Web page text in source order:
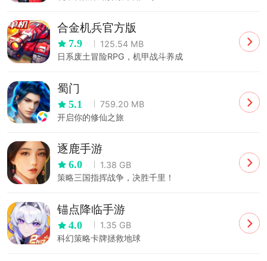
合金机兵官方版
7.9
125.54 MB
日系废土冒险RPG，机甲战斗养成
蜀门
5.1
759.20 MB
开启你的修仙之旅
逐鹿手游
6.0
1.38 GB
策略三国指挥战争，决胜千里！
锚点降临手游
4.0
1.35 GB
科幻策略卡牌拯救地球